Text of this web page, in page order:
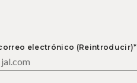
electrónico (Reintroducir)*